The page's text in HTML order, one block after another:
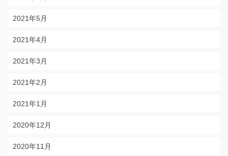
2021年5月
2021年4月
2021年3月
2021年2月
2021年1月
2020年12月
2020年11月